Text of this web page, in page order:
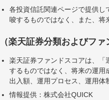
各投資信託関連ページで提供
唆するものではなく、また、
（楽天証券分類およびフ
楽天証券ファンドスコアは、
するものではなく、将来の運
出入額、運用プロセス、運用
情報提供：株式会社QUICK